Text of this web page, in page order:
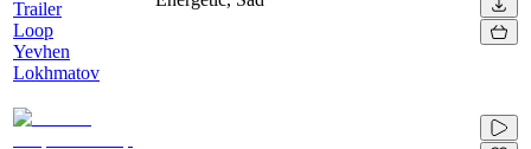
Trailer
Loop
Yevhen
Lokhmatov